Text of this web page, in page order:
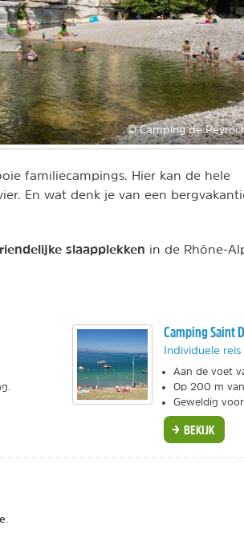
© Camping de
familiecampings. Hier kan de hele
En wat denk je van een
slaapplekken in de Rhône-
Camping Saint
Individuele reis
Aan de voet
Op 200 m
Geweldig
BEKIJK